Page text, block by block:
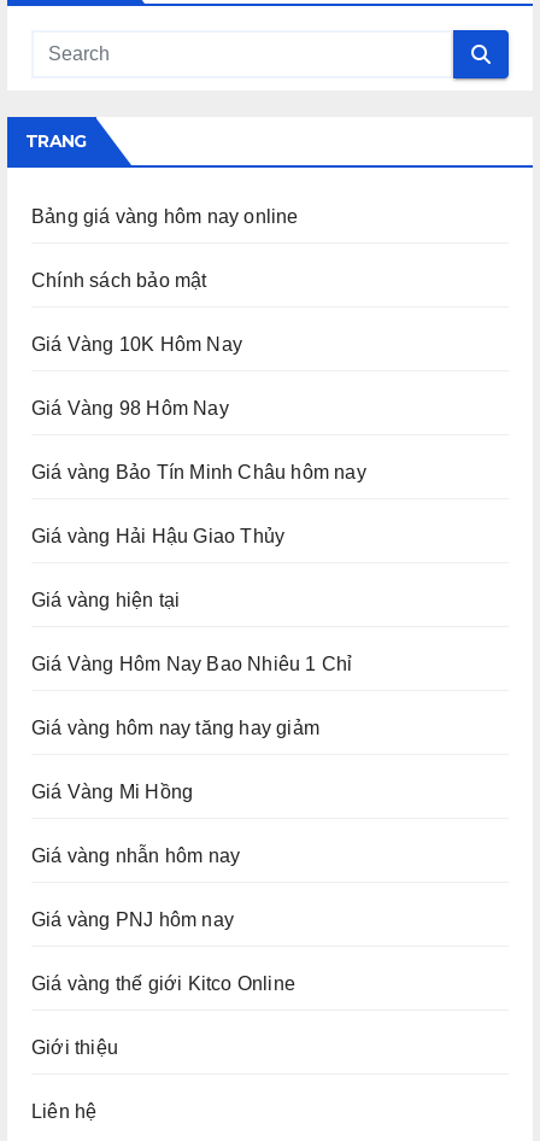
TRANG
Bảng giá vàng hôm nay online
Chính sách bảo mật
Giá Vàng 10K Hôm Nay
Giá Vàng 98 Hôm Nay
Giá vàng Bảo Tín Minh Châu hôm nay
Giá vàng Hải Hậu Giao Thủy
Giá vàng hiện tại
Giá Vàng Hôm Nay Bao Nhiêu 1 Chỉ
Giá vàng hôm nay tăng hay giảm
Giá Vàng Mi Hồng
Giá vàng nhẫn hôm nay
Giá vàng PNJ hôm nay
Giá vàng thế giới Kitco Online
Giới thiệu
Liên hệ